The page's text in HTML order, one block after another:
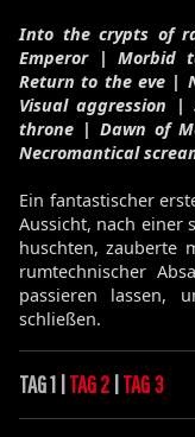
Into the crypts of
Emperor | Morbid
Return to the eve |
Visual aggression
throne | Dawn of
Necromantical
Ein fantastischer
Aussicht, nach einer
huschten, zauberte
rumtechnischer
passieren lassen,
schließen.
TAG 1 | TAG 2 | TAG 3